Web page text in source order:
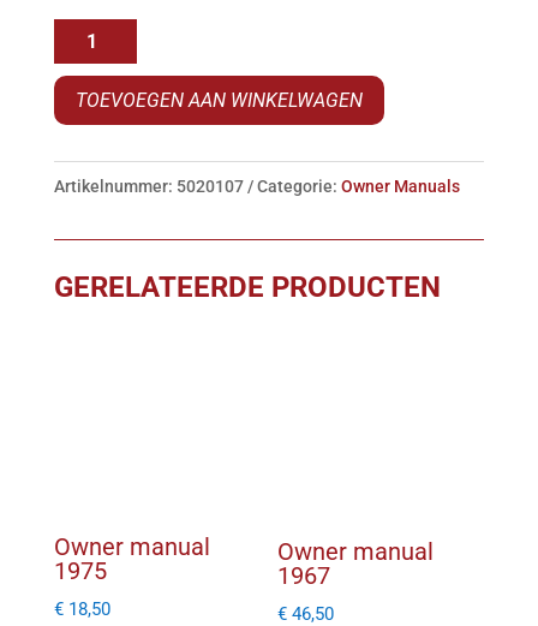
Owner
manual
1965
TOEVOEGEN AAN WINKELWAGEN
Artikelnummer: 5020107 Categorie: Owner Manuals
GERELATEERDE PRODUCTEN
Owner manual
1975
€18,50
Owner manual
1967
€ 46,50